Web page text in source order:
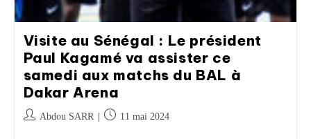
Visite au Sénégal : Le président
Paul Kagamé va assister ce
samedi aux matchs du BAL à
Dakar Arena
Abdou SARR 11 mai 2024